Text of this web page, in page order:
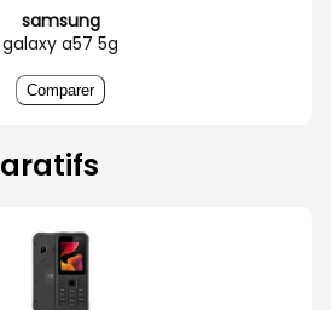
samsung
galaxy a57 5g
Comparer